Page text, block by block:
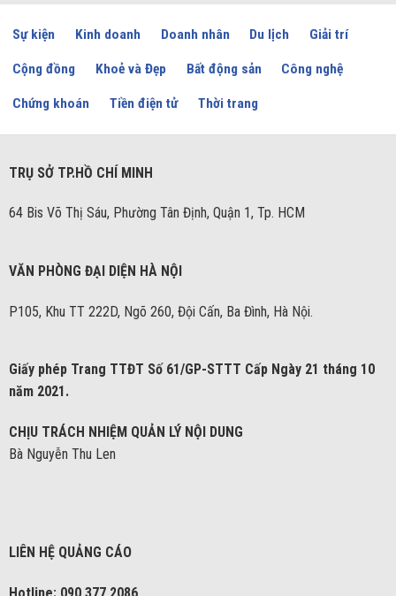
Sự kiện Kinh doanh Doanh nhân Du lịch Giải trí
Cộng đồng Khoẻ và Đẹp Bất động sản Công nghệ
Chứng khoán Tiền điện tử Thời trang
TRỤ SỞ TP.HỒ CHÍ MINH
64 Bis Võ Thị Sáu, Phường Tân Định, Quận 1, Tp. HCM
VĂN PHÒNG ĐẠI DIỆN HÀ NỘI
P105, Khu TT 222D, Ngõ 260, Đội Cấn, Ba Đình, Hà Nội.
Giấy phép Trang TTĐT Số 61/GP-STTT Cấp Ngày 21 tháng 10
năm 2021.
CHỊU TRÁCH NHIỆM QUẢN LÝ NỘI DUNG
Bà Nguyễn Thu Len
LIÊN HỆ QUẢNG CÁO